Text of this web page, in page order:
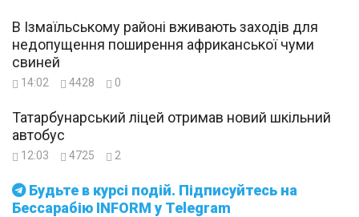
Будьте в курсі подій. Підписуйтесь на
Бессарабію INFORM у Telegram
В Ізмаїльському районі вживають заходів для
недопущення поширення африканської чуми
свиней
14:02 4428 0
Татарбунарський ліцей отримав новий шкільний
автобус
12:03 4725 2